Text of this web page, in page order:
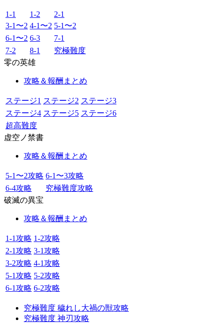
1-1 1-2
2-1
3-1〜2 4-1〜2 5-1〜2
6-1〜2 6-3
7-1
7-2
8-1
究極難度
零の英雄
攻略＆報酬まとめ
ステージ1 ステージ2 ステージ3
ステージ4 ステージ5 ステージ6
超高難度
虚空ノ禁書
攻略＆報酬まとめ
5-1〜2攻略 6-1〜3攻略
6-4攻略
究極難度攻略
破滅の異宝
攻略＆報酬まとめ
1-1攻略 1-2攻略
2-1攻略 3-1攻略
3-2攻略 4-1攻略
5-1攻略 5-2攻略
6-1攻略 6-2攻略
究極難度 穢れし大禍の獣攻略
究極難度 神刃攻略